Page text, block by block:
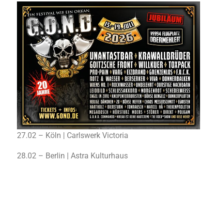
27.02 – Köln | Carlswerk Victoria
28.02 – Berlin | Astra Kulturhaus